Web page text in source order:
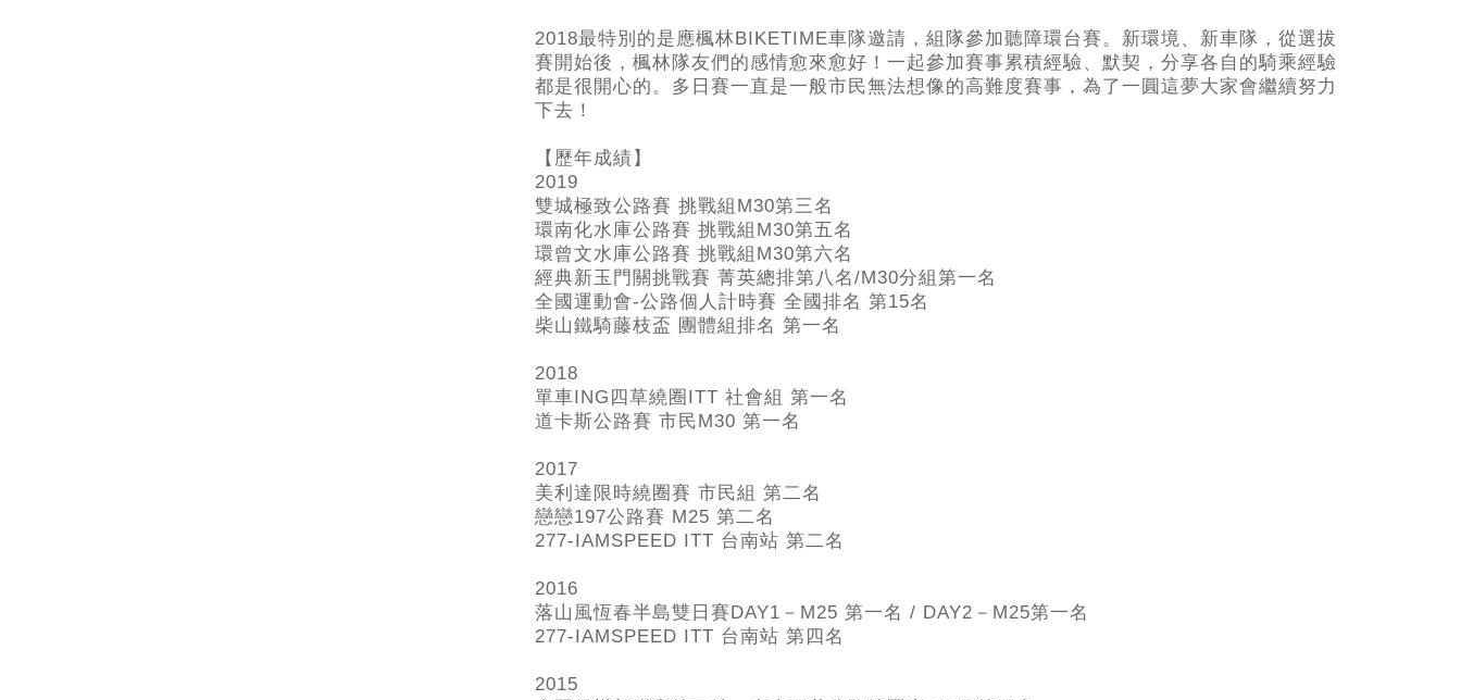
2018最特別的是應楓林BIKETIME車隊邀請，組隊參加聽障環台賽。新環境、新車隊，從選拔
賽開始後，楓林隊友們的感情愈來愈好！一起參加賽事累積經驗、默契，分享各自的騎乘經驗
都是很開心的。多日賽一直是一般市民無法想像的高難度賽事，為了一圓這夢大家會繼續努力
下去！
【歷年成績】
2019
雙城極致公路賽 挑戰組M30第三名
環南化水庫公路賽 挑戰組M30第五名
環曾文水庫公路賽 挑戰組M30第六名
經典新玉門關挑戰賽 菁英總排第八名/M30分組第一名
全國運動會-公路個人計時賽 全國排名 第15名
柴山鐵騎藤枝盃 團體組排名 第一名
2018
單車ING 四草繞圈ITT 社會組 第一名
道卡斯公路賽 市民M30 第一名
2017
美利達限時繞圈賽 市民組 第二名
戀戀197公路賽 M25 第二名
277-IAMSPEED ITT 台南站 第二名
2016
落山風恆春半島雙日賽DAY1 －M25 第一名 / DAY2－M25第一名
277-IAMSPEED ITT 台南站 第四名
2015